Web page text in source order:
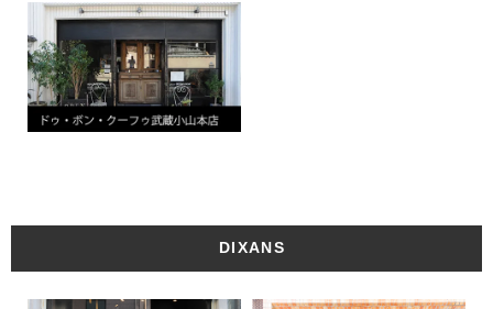
DIXANS